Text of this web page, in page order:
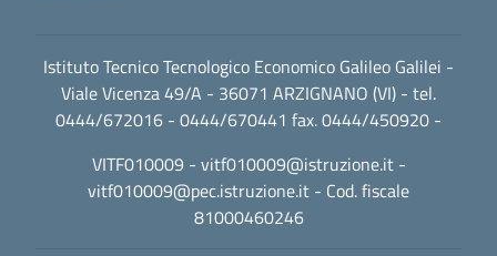
Istituto Tecnico Tecnologico Economico Galileo Galilei -
Viale Vicenza 49/A - 36071 ARZIGNANO (VI) - tel.
0444/672016 - 0444/670441 fax. 0444/450920 -
VITF010009 - vitf010009@istruzione.it-
vitf010009@pec.istruzione.it - Cod. fiscale
81000460246